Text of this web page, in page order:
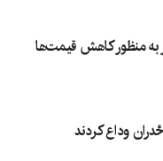
به منظور کاهش قیمت‌ها
وداع کردند